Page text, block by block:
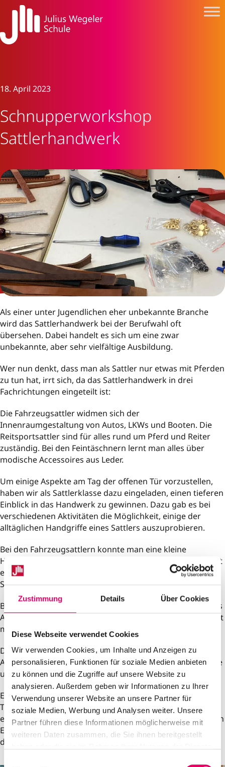
Zustimmung Details Über Cookies
Diese Webseite verwendet Cookies
Wir verwenden Cookies, um Inhalte und Anzeigen zu
personalisieren, Funktionen für soziale Medien anbieten
zu können und die Zugriffe auf unsere Website zu
analysieren. Außerdem geben wir Informationen zu Ihrer
Verwendung unserer Website an unsere Partner für
soziale Medien, Werbung und Analysen weiter. Unsere
Partner führen diese Informationen möglicherweise mit
weiteren Daten zusammen, die Sie ihnen bereitgestellt
18. April 2023
Schnupperworkshop
Sattlerhandwerk
Als einer unter Jugendlichen eher unbekannte Branche
wird das Sattlerhandwerk bei der Berufwahl oft
übersehen. Dabei handelt es sich um eine zwar
unbekannte, aber sehr vielfältige Ausbildung.
Wer nun denkt, dass man als Sattler nur etwas mit Pferden
zu tun hat, irrt sich, da das Sattlerhandwerk in drei
Fachrichtungen eingeteilt ist:
Die Fahrzeugsattler widmen sich der
Innenraumgestaltung von Autos, LKWs und Booten. Die
Reitsportsattler sind für alles rund um Pferd und Reiter
zuständig. Bei den Feintäschnern lernt man alles über
modische Accessoires aus Leder.
Um einige Aspekte am Tag der offenen Tür vorzustellen,
haben wir als Sattlerklasse dazu eingeladen, einen tieferen
Einblick in das Handwerk zu gewinnen. Dazu gab es bei
verschiedenen Aktivitäten die Möglichkeit, einige der
alltäglichen Handgriffe eines Sattlers auszuprobieren.
Bei den Fahrzeugsattlern konnte man eine kleine
Holzplatte mit Schaumstoff polstern und anschließend mit
einem Stoff seiner Wahl beziehen, so wie es auch bei
Stühlen und Autositzen durchgeführt wird.
Bei den Reitsportsattlern konnte jeder ein personalisiertes
Armband aus Lederriemen gestalten und seiner Kreativität
mit speziellen Prägestempeln freien Lauf lassen.
Dies veranschaulichte im kleinen Rahmen die alltägliche
Arbeit mit Leder und gab den Besuchern ein Gefühl für die
ungewohnten Materialien und Werkzeuge.
Es hat sehr viel Spaß gemacht, so vielen begeisterten
Teilnehmern Einblicke in unser einzigartiges Berufsfeld zu
ermöglichen und wir hoffen, dass wir ab August einige von
Euch als neue Auszubildende in unserer Klasse begrüßen
dürfen.